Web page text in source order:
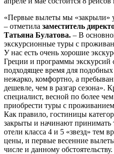
«Первые вылеты мы «закрыли»
– отметила заместитель
Татьяна Булатова. – В
экскурсионные туры с
У нас есть очень хорошие
Греции и программы
подходящее время для
нежарко, комфортно, а
дешевле, чем в разгар сезона».
специалист, весной по более
приобрести туры с
Как правило, гостиницы
закрыты и начинают принимать
отели класса 4 и 5 «звезд» тем
цены, и первые весенние
числе и данному обстоятельству.